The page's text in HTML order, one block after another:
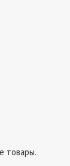
товары.